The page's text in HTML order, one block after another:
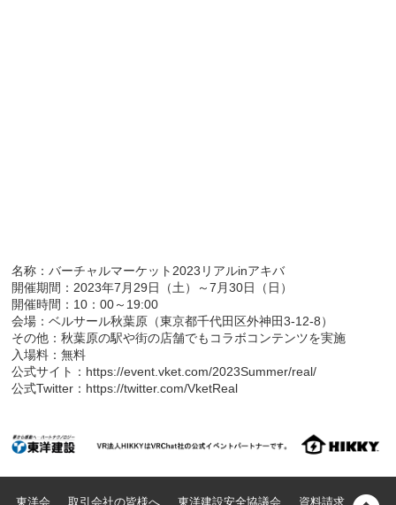
名称：バーチャルマーケット2023リアルinアキバ
開催期間：2023年7月29日（土）～7月30日（日）
開催時間：10：00～19:00
会場：ベルサール秋葉原（東京都千代田区外神田3-12-8）
その他：秋葉原の駅や街の店舗でもコラボコンテンツを実施
入場料：無料
公式サイト： https://event.vket.com/2023Summer/real/
公式Twitter： https://twitter.com/VketReal
東洋会 取引会社の皆様へ 東洋建設安全協議会 資料請求